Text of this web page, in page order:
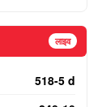
लाइव
518-5 d